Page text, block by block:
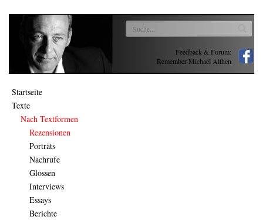
Feedback & Forum:
Remember Michael Althen
Startseite
Texte
Nach Textformen
Rezensionen
Porträts
Nachrufe
Glossen
Interviews
Essays
Berichte